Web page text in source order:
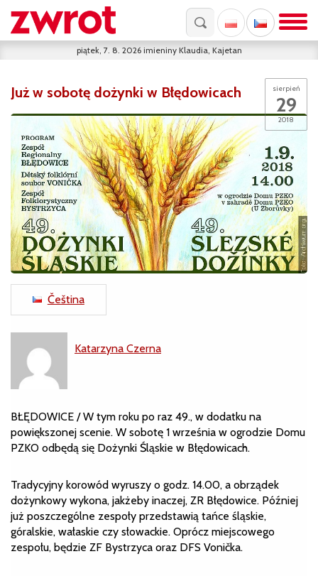
piątek, 7. 8. 2026 imieniny Klaudia, Kajetan
sierpień
29
2018
Już w sobotę dożynki w Błędowicach
Čeština
Katarzyna Czerna
BŁĘDOWICE / W tym roku po raz 49., w dodatku na
powiększonej scenie. W sobotę 1 września w ogrodzie Domu
PZKO odbędą się Dożynki Śląskie w Błędowicach.
Tradycyjny korowód wyruszy o godz. 14.00, a obrządek
dożynkowy wykona, jakżeby inaczej, ZR Błędowice. Później
już poszczególne zespoły przedstawią tańce śląskie,
góralskie, wałaskie czy słowackie. Oprócz miejscowego
zespołu, będzie ZF Bystrzyca oraz DFS Vonička.